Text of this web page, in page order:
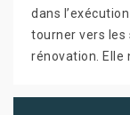
dans
tourner vers les
rénovation. Elle